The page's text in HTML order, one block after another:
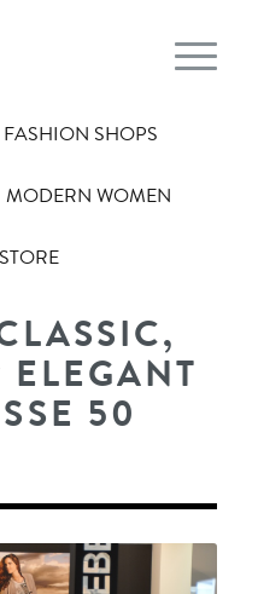
FASHION SHOPS
MODERN WOMEN
ELEGANT
50